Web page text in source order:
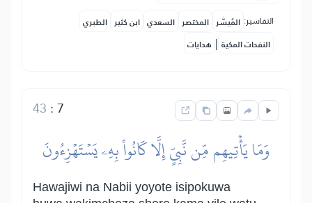
التفاسير: المُيسَّر المختصر السعدي ابن كثير الطبري
النفحات المكية | هدايات
7
:
43
وَمَا يَأۡتِيهِم مِّن نَّبِيٍّ إِلَّا كَانُواْ بِهِۦ يَسۡتَهۡزِءُونَ
Hawajiwi na Nabii yoyote isipokuwa